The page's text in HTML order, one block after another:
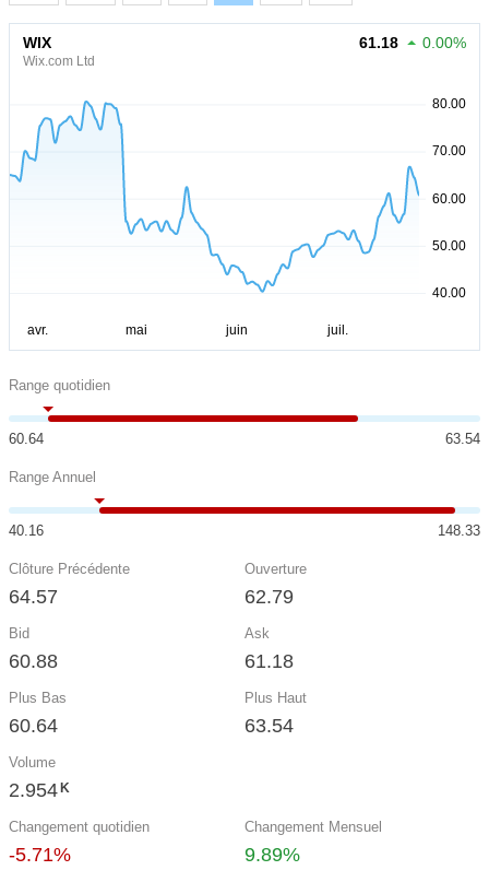
WIX
Wix.com Ltd
61.18 0.00%
Range quotidien
60.64 63.54
Range Annuel
40.16 148.33
Clôture Précédente
64.57
Ouverture
62.79
Bid
60.88
Ask
61.18
Plus Bas
60.64
Plus Haut
63.54
Volume
2.954 K
Changement quotidien
-5.71%
Changement Mensuel
9.89%